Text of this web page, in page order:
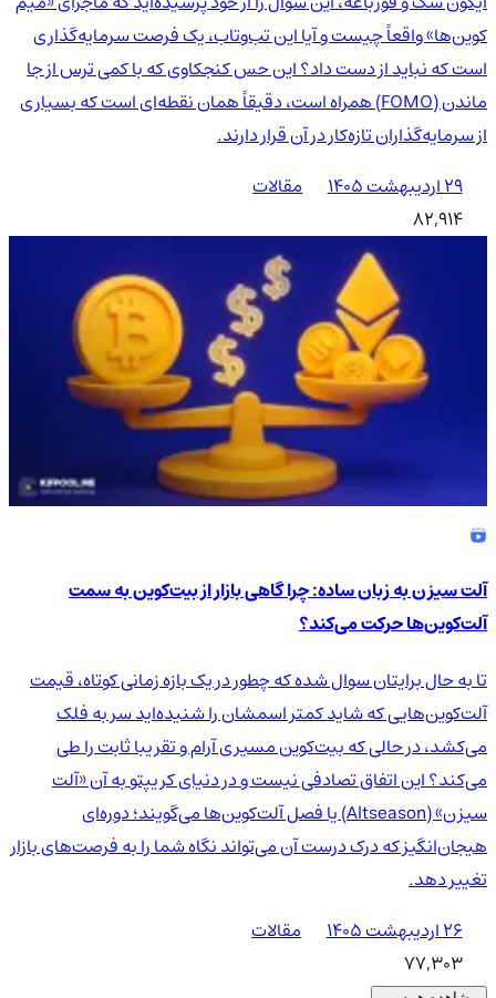
کوین‌ها» واقعاً چیست و آیا این تب‌وتاب، یک فرصت سرمایه‌گذاری
است که نباید از دست داد؟ این حس کنجکاوی که با کمی ترس از جا
ماندن (FOMO) همراه است، دقیقاً همان نقطه‌ای است که بسیاری
از سرمایه‌گذاران تازه‌کار در آن قرار دارند.
۲۹ اردیبهشت ۱۴۰۵
مقالات
82,914
آلت سیزن به زبان ساده: چرا گاهی بازار از بیت‌کوین به سمت
آلت‌کوین‌ها حرکت می‌کند؟
تا به حال برایتان سوال شده که چطور در یک بازه زمانی کوتاه، قیمت
آلت‌کوین‌هایی که شاید کمتر اسمشان را شنیده‌اید سر به فلک
می‌کشد، در حالی که بیت‌کوین مسیری آرام و تقریبا ثابت را طی
می‌کند؟ این اتفاق تصادفی نیست و در دنیای کریپتو به آن «آلت
سیزن» (Altseason) یا فصل آلت‌کوین‌ها می‌گویند؛ دوره‌ای
هیجان‌انگیز که درک درست آن می‌تواند نگاه شما را به فرصت‌های بازار
تغییر دهد.
۲۶ اردیبهشت ۱۴۰۵
مقالات
77,303